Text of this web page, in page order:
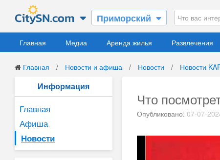
Приморский
Главная Медиа Аренда жилья Развлечения
Главная / Новости и афиша / Новости / Новости
Информация
Главная
Афиша
Новости
Что
Опубликовано: 07-07-